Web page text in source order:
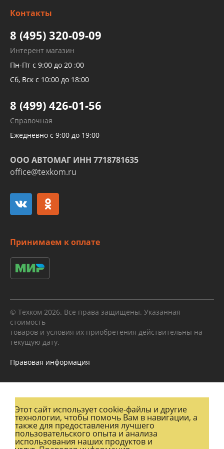
Детейлинг
высокого давления
Тормозных трубок
Рукавов гидроусилителей
Рукавов компрессоров и турбин
Трубок кондиционеров
Развертка пайка медных стальных
алюминиевых трубок и штуцеров
Контакты
8 (495) 320-09-09
Интерент магазин
Пн-Пт с 9:00 до 20 :00
Сб, Вск с 10:00 до 18:00
8 (499) 426-01-56
Справочная
Ежедневно с 9:00 до 19:00
ООО АВТОМАГ ИНН 7718781635
office@texkom.ru
Принимаем к оплате
© Техком 2026. Все права защищены. Указанная
стоимость
товаров и условия их приобретения действительны на
текущую дату.
Правовая информация
Этот сайт использует cookie-файлы и другие
технологии, чтобы помочь Вам в навигации, а
также для предоставления лучшего
пользовательского опыта и анализа
использования наших продуктов и